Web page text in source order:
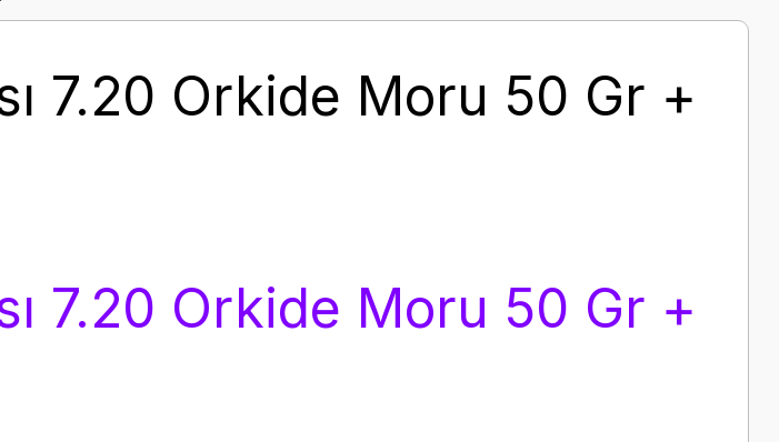
7.20 Orkide Moru 50 Gr +
7.20 Orkide Moru 50 Gr +